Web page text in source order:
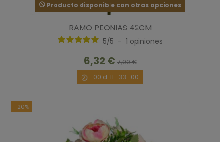
Producto disponible con otras opciones
RAMO PEONIAS 42CM
5/5 - 1 opiniones
6,32 €7,90 €
00 d. 11 : 32 : 59
-20%